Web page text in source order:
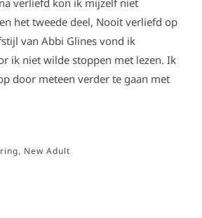
het tweede deel, Nooit verliefd op
van Abbi Glines vond ik
ik niet wilde stoppen met lezen. Ik
door meteen verder te gaan met
, New Adult